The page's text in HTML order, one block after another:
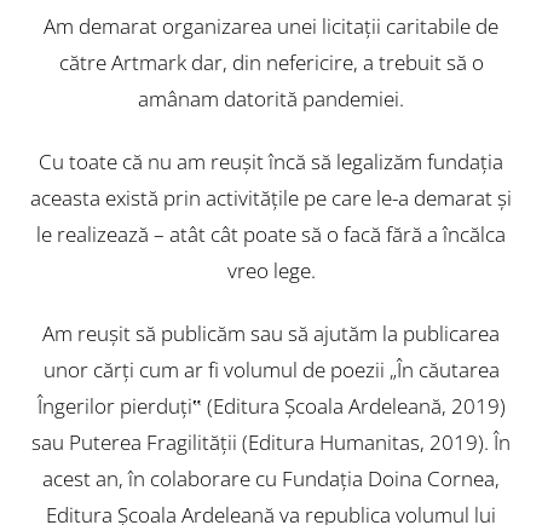
Am demarat organizarea unei licitaţii caritabile de
către Artmark dar, din nefericire, a trebuit să o
amânam datorită pandemiei.
Cu toate că nu am reuşit încă să legalizăm fundaţia
aceasta există prin activităţile pe care le-a demarat şi
le realizează – atât cât poate să o facă fără a încălca
vreo lege.
Am reuşit să publicăm sau să ajutăm la publicarea
unor cărţi cum ar fi volumul de poezii „În căutarea
Îngerilor pierduţi‟ (Editura Şcoala Ardeleană, 2019)
sau Puterea Fragilităţii (Editura Humanitas, 2019). În
acest an, în colaborare cu Fundaţia Doina Cornea,
Editura Şcoala Ardeleană va republica volumul lui